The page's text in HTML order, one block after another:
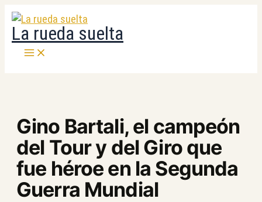
contenido
La rueda suelta
Gino Bartali, el campeón
del Tour y del Giro que
fue héroe en la Segunda
Guerra Mundial